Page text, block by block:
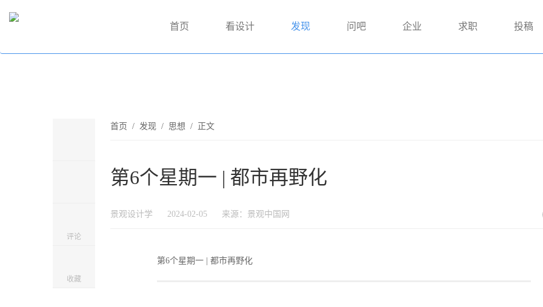
首页 看设计 发现 问吧 企业 求职 投稿
评论
收藏
首页 /发现 / 思想 / 正文
第6个星期一 | 都市再野化
景观设计学 2024-02-05 来源：景观中国网
第6个星期一 | 都市再野化